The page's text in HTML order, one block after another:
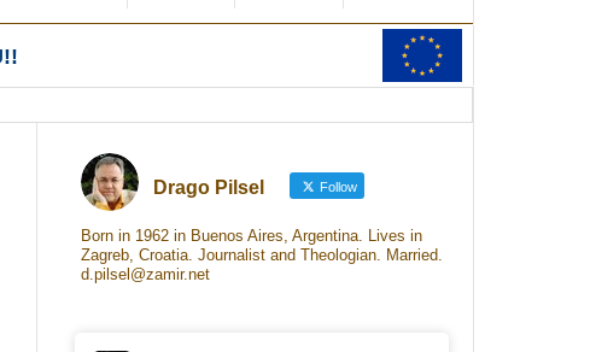
Drago Pilsel Follow
Born in 1962 in Buenos Aires, Argentina. Lives in
Zagreb, Croatia. Journalist and Theologian. Married.
d.pilsel@zamir.net